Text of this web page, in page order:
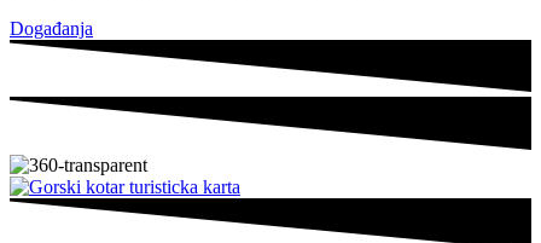
Događanja